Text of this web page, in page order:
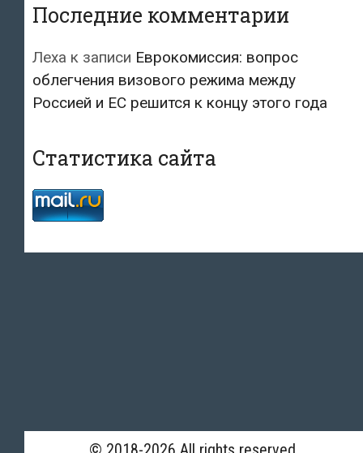
Последние комментарии
Леха к записи Еврокомиссия: вопрос
облегчения визового режима между
Россией и ЕС решится к концу этого года
Статистика сайта